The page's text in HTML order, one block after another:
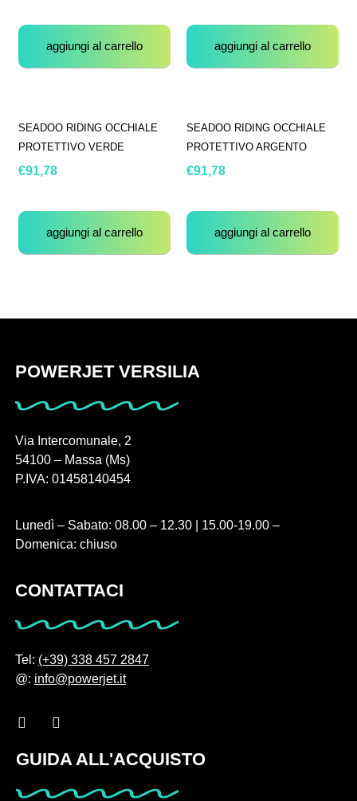
aggiungi al carrello aggiungi al carrello
SEADOO RIDING OCCHIALE
PROTETTIVO VERDE
€91,78
aggiungi al carrello
SEADOO RIDING OCCHIALE
PROTETTIVO ARGENTO
€91,78
aggiungi al carrello
POWERJET VERSILIA
Via Intercomunale, 2
54100 – Massa (Ms)
P.IVA: 01458140454
Lunedì – Sabato: 08.00 – 12.30 | 15.00-19.00 –
Domenica: chiuso
CONTATTACI
Tel: (+39) 338 457 2847
@: info@powerjet.it
GUIDA ALL'ACQUISTO